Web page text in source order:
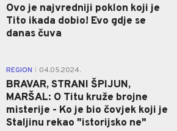
Ovo je najvredniji poklon koji je
Tito ikada dobio! Evo gdje se
danas čuva
REGION 04.05.2024.
BRAVAR, STRANI ŠPIJUN,
MARŠAL: O Titu kruže brojne
misterije - Ko je bio čovjek koji je
Staljinu rekao "istorijsko ne"